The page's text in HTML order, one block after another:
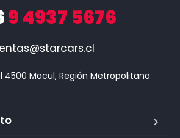
9 4937 5676